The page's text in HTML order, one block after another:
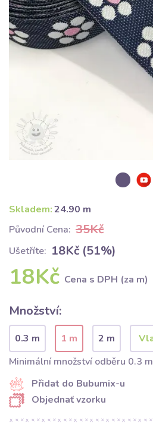
Skladem:24.90 m
Původní Cena: 35Kč
Ušetříte: 18Kč (51%)
18Kč Cena s DPH (za m)
Množství:
0.3 m 1 m
2 m
Minimální množství odběru 0.3 m
Přidat do Bubumix-u
Objednať vzorku